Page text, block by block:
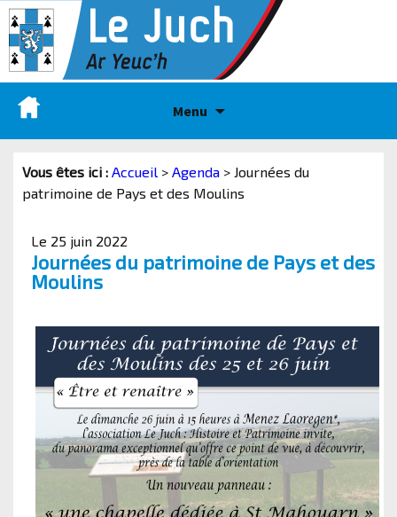
Menu
Vous êtes ici : Accueil > Agenda > Journées du
patrimoine de Pays et des Moulins
Le 25 juin 2022
Journées du patrimoine de Pays et des
Moulins